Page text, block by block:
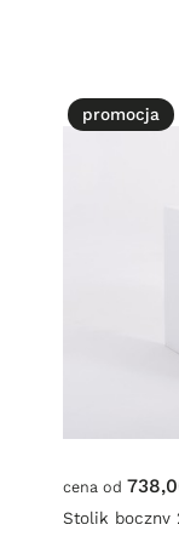
cena od
Stolik boczny
promocja